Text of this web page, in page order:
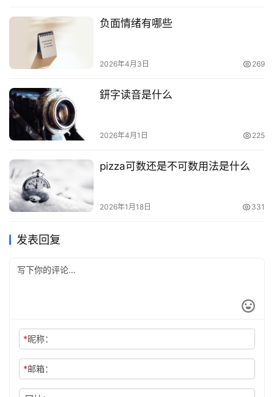
负面情绪有哪些
2026年4月3日 269
鈃字读音是什么
2026年4月1日 225
pizza可数还是不可数用法是什么
2026年1月18日 331
发表回复
*昵称：
*邮箱：